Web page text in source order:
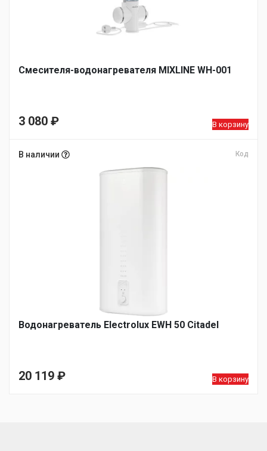
Смесителя-водонагревателя MIXLINE WH-001
3 080 ₽ В корзину
В наличии Код
Водонагреватель Electrolux EWH 50 Citadel
20 119 ₽ В корзину